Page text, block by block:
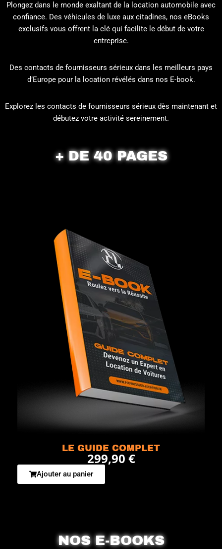
Plongez dans le monde exaltant de la location automobile avec
confiance. Des véhicules de luxe aux citadines, nos eBooks
exclusifs vous offrent la clé qui facilite le début de votre
entreprise.
Des contacts de fournisseurs sérieux dans les meilleurs pays
d’Europe pour la location révélés dans nos E-book.
Explorez les contacts de fournisseurs sérieux dès maintenant et
débutez votre activité sereinement.
+ DE 40 PAGES
LE GUIDE COMPLET
299,90 €
Ajouter au panier
NOS E-BOOKS